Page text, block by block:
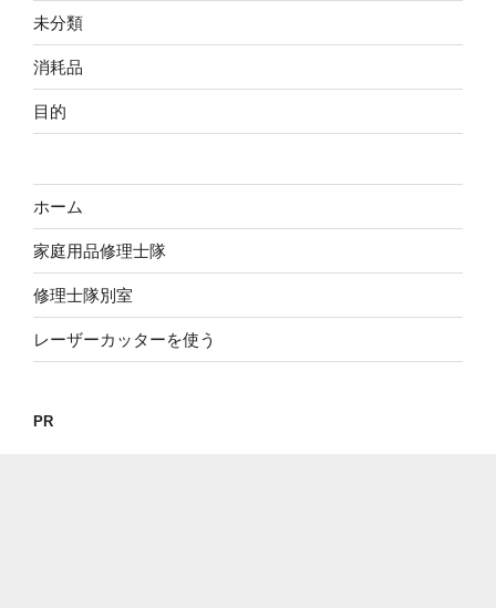
未分類
消耗品
目的
ホーム
家庭用品修理士隊
修理士隊別室
レーザーカッターを使う
PR